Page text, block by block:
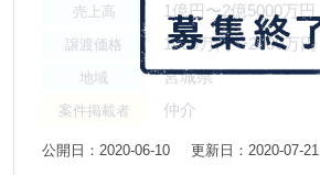
売上高 1億円〜2億5000万円
譲渡価格 1000万円〜2000万円
地域 宮城県
案件掲載者 仲介
公開日：2020-06-10 更新日：2020-07-21